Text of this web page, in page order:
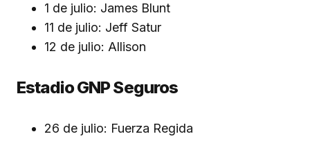
1 de julio: James Blunt
11 de julio: Jeff Satur
12 de julio: Allison
Estadio GNP Seguros
26 de julio: Fuerza Regida